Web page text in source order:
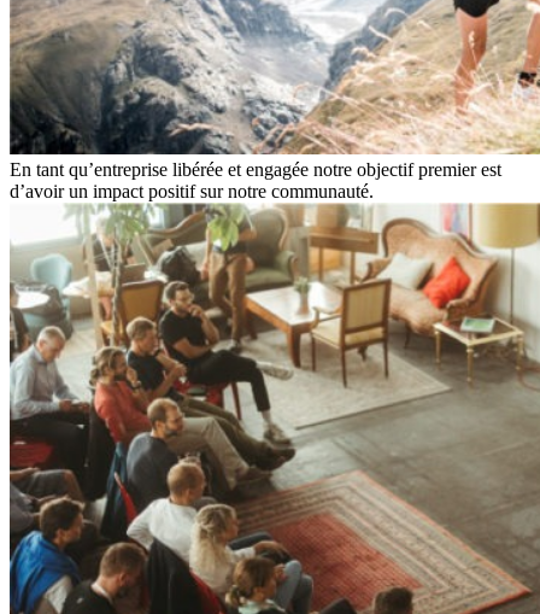
En tant qu’entreprise libérée et engagée notre objectif premier est
d’avoir un impact positif sur notre communauté.